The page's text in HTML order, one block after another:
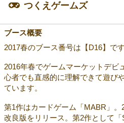
つくえゲームズ
ブース概要
2017春のブース番号は【D16】です
2016年春でゲームマーケットデビ
心者でも直感的に理解できて遊び
ています。
第1作はカードゲーム「MABR」
改良版をリリース。第2作として「